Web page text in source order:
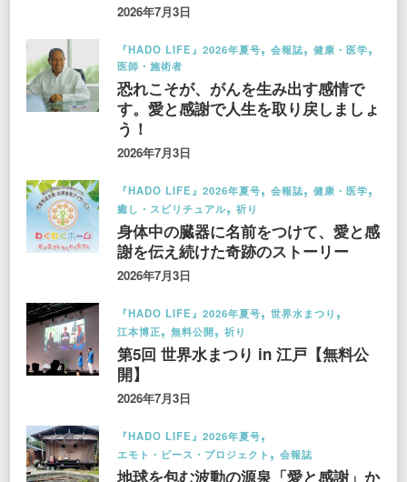
2026年7月3日
『HADO LIFE』2026年夏号 会報誌
健康・医学
医師・施術者
恐れこそが、がんを生み出す感情で
す。愛と感謝で人生を取り戻しましょ
う！
2026年7月3日
『HADO LIFE』2026年夏号 会報誌
健康・医学
癒し・スピリチュアル
祈り
身体中の臓器に名前をつけて、愛と感
謝を伝え続けた奇跡のストーリー
2026年7月3日
『HADO LIFE』2026年夏号
世界水まつり
江本博正
無料公開 祈り
第5回 世界水まつり in 江戸【無料公
開】
2026年7月3日
『HADO LIFE』2026年夏号
エモト・ピース・プロジェクト
会報誌
地球を包む波動の源泉「愛と感謝」か